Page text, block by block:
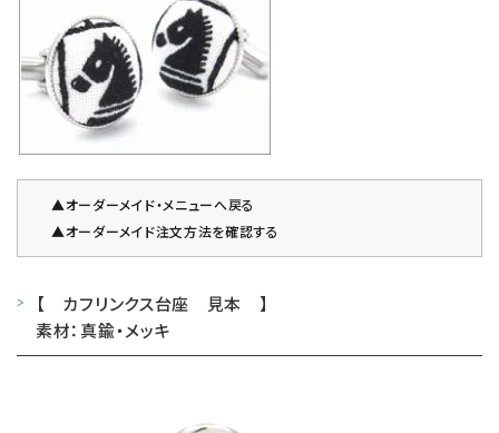
▲オーダーメイド・メニューへ戻る
▲オーダーメイド注文方法を確認する
【 カフリンクス台座 見本 】
素材：真鍮・メッキ